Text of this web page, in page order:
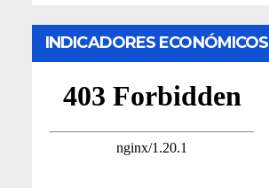
INDICADORES ECONÓMICOS